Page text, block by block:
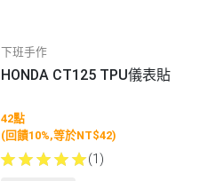
下班手作
HONDA CT125 TPU儀表貼
42點
(回饋10%,等於NT$42)
(1)